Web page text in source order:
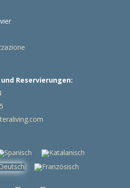
Reservierungen: